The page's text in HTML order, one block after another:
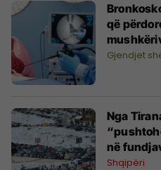
që
Gjendjet
Nga
në
Shqipëri